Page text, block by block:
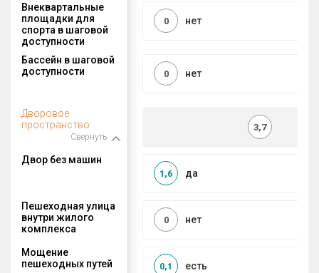
Внеквартальные
площадки для
спорта в шаговой
доступности
нет
0
Бассейн в шаговой
доступности
нет
0
Дворовое
пространство
Свернуть
3,7
Двор без машин
да
1,6
Пешеходная улица
внутри жилого
комплекса
нет
0
Мощение
пешеходных путей
есть
0,1